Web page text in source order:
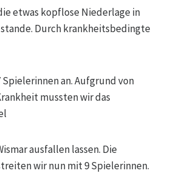
etwas kopflose Niederlage in
Durch krankheitsbedingte
an. Aufgrund von
mussten wir das
ausfallen lassen. Die
wir nun mit 9 Spielerinnen.